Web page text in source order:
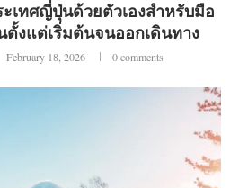
เทศญี่ปุ่นด้วยตัวเองสำหรับมือ
ตั้งแต่เริ่มต้นจนออกเดินทาง
February 18, 2026 0 comments